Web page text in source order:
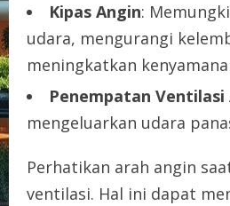
Kipas Angin:
udara, mengurangi
meningkatkan
Penempatan Ventilasi
mengeluarkan udara
Perhatikan arah angin
ventilasi. Hal ini dapat